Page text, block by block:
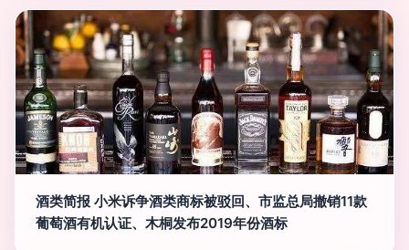
酒类简报 小米诉争酒类商标被驳回、市监总局撤销11款
葡萄酒有机认证、木桐发布2019年份酒标